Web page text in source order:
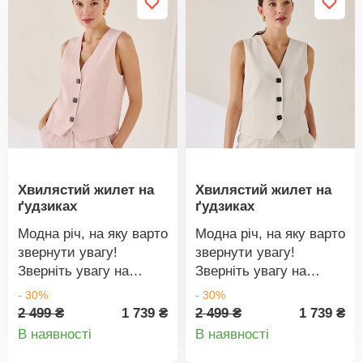
Підходить до
однотонних зручних
штанів.
виріз горловини.
Контрастна вишивка
спереду. Підкладка до
плечових швів.
Повністю на підкладці.
Прямий поділ. Можна
прати в пральній
машині.
Хвилястий жилет на
ґудзиках
Модна річ, на яку варто
звернути увагу!
Зверніть увагу на
оригінальний жилет у
міському стилі, який
додасть образу
- 30%
2 499 ₴
1 739 ₴
В наявності
Хвилястий жилет на
ґудзиках
Модна річ, на яку варто
звернути увагу!
Зверніть увагу на
оригінальний жилет у
міському стилі, який
додасть образу
- 30%
2 499 ₴
1 739 ₴
В наявності